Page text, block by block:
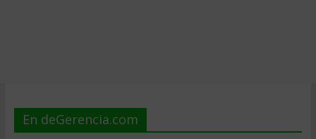
En deGerencia.com